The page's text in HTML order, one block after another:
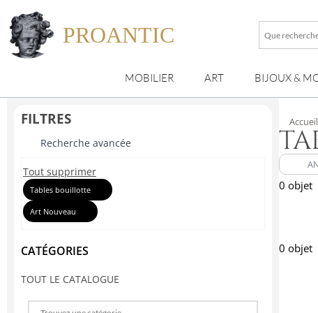
PROANTIC
Que
?
MOBILIER ART BIJOUX &
FILTRES
Recherche avancée
Tout supprimer
Tables bouillotte
Art Nouveau
CATÉGORIES
TOUT LE CATALOGUE
Accueil
0 objet
0 objet